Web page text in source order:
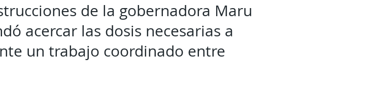
de la gobernadora Maru
acercar las dosis necesarias a
un trabajo coordinado entre